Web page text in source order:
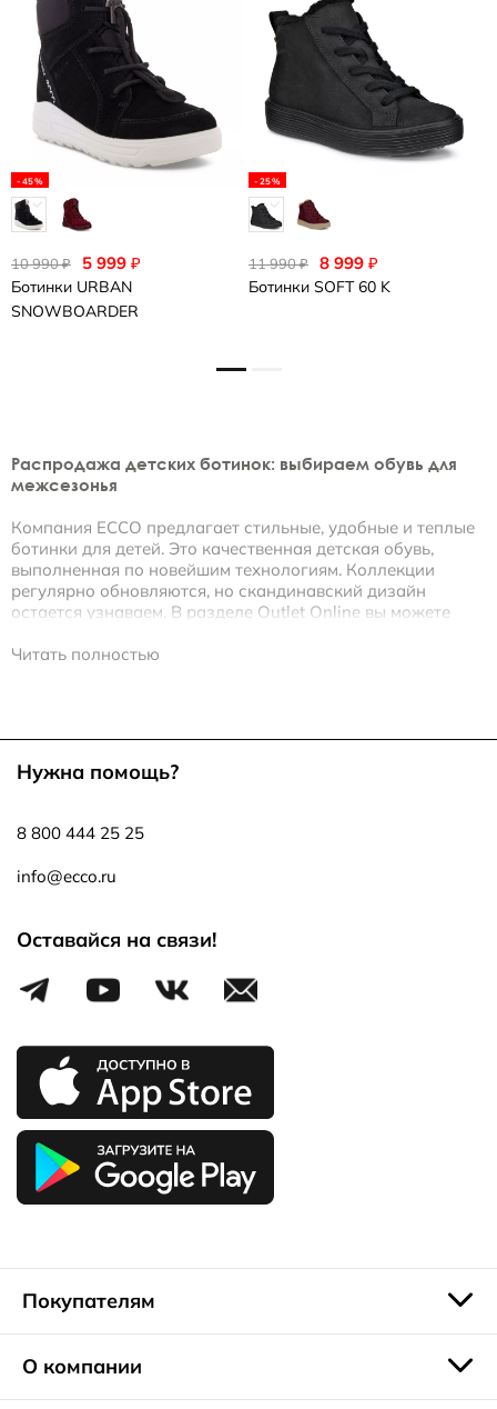
-45%
5 999 ₽
10 990₽
Ботинки URBAN
SNOWBOARDER
-25%
8 999 ₽
11 990₽
Ботинки SOFT 60 K
Распродажа детских ботинок: выбираем обувь для
межсезонья
Компания ECCO предлагает стильные, удобные и теплые
ботинки для детей. Это качественная детская обувь,
выполненная по новейшим технологиям. Коллекции
регулярно обновляются, но скандинавский дизайн
остается узнаваем. В разделе Outlet Online вы можете
начальной стоимости моделей.
• Верх ботинок изготавливается из мягкой кожи, нубука,
замши, высокотехнологичного текстиля, непроницаемого
• Ботинки анатомически правильной формы
разработаны с учетом особенностей детской стопы и
адаптируются к ее естественным движениям при ходьбе.
• Утепленная подкладка сохраняет сухость и тепло в
• Двухслойные стельки CFS поддерживают комфортный
микроклимат внутри обуви.
рельефом сохраняет устойчивость на любой поверхности.
В интернет-магазине обуви ECCO можно приобрести
детские ботинки с курьерской доставкой по вашему
адресу. Вы также можете забрать заказ в ближайшем
фирменном магазине ECCO, через сеть постаматов
PickPoint или в отделении Почты России. Мы принимаем
оплату банковской картой или наличными.
Читать полностью
Нужна помощь?
8 800 444 25 25
info@ecco.ru
Оставайся на связи!
Покупателям
О компании